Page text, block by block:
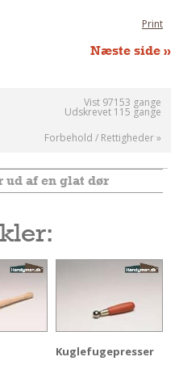
Næste side »
Print
Vist 97153 gange
Udskrevet 115 gange
Forbehold / Rettigheder »
ud af en glat dør
Kuglefugepresser